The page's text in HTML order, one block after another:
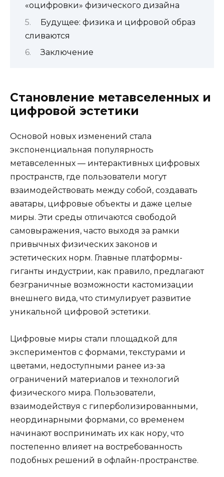
«оцифровки» физического дизайна
Будущее: физика и цифровой образ
сливаются
Заключение
Становление метавселенных и
цифровой эстетики
Основой новых изменений стала
экспоненциальная популярность
метавселенных — интерактивных цифровых
пространств, где пользователи могут
взаимодействовать между собой, создавать
аватары, цифровые объекты и даже целые
миры. Эти среды отличаются свободой
самовыражения, часто выходя за рамки
привычных физических законов и
эстетических норм. Главные платформы-
гиганты индустрии, как правило, предлагают
безграничные возможности кастомизации
внешнего вида, что стимулирует развитие
уникальной цифровой эстетики.
Цифровые миры стали площадкой для
экспериментов с формами, текстурами и
цветами, недоступными ранее из-за
ограничений материалов и технологий
физического мира. Пользователи,
взаимодействуя с гиперболизированными,
неординарными формами, со временем
начинают воспринимать их как нору, что
постепенно влияет на востребованность
подобных решений в офлайн-пространстве.